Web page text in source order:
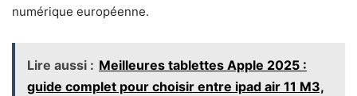
numérique européenne.
Lire aussi : Meilleures tablettes Apple 2025 :
guide complet pour choisir entre ipad air 11 M3,